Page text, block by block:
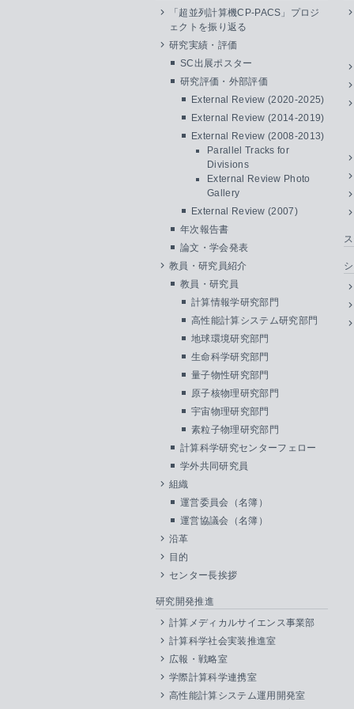
「超並列計算機CP-PACS」プロジ
ェクトを振り返る
研究実績・評価
SC出展ポスター
研究評価・外部評価
External Review (2020-2025)
External Review (2014-2019)
External Review (2008-2013)
Parallel Tracks for
Divisions
External Review Photo
Gallery
External Review (2007)
年次報告書
論文・学会発表
教員・研究員紹介
教員・研究員
計算情報学研究部門
高性能計算システム研究部門
地球環境研究部門
生命科学研究部門
量子物性研究部門
原子核物理研究部門
宇宙物理研究部門
素粒子物理研究部門
計算科学研究センターフェロー
学外共同研究員
組織
運営委員会（名簿）
運営協議会（名簿）
沿革
目的
センター長挨拶
研究開発推進
計算メディカルサイエンス事業部
計算科学社会実装推進室
広報・戦略室
学際計算科学連携室
高性能計算システム運用開発室